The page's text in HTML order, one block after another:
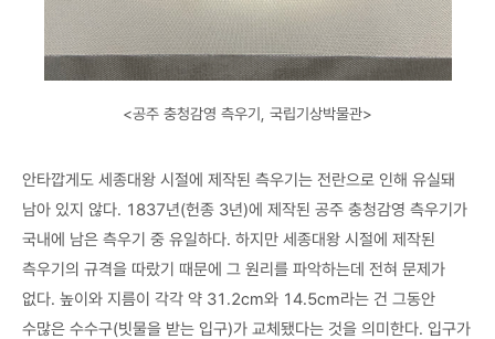
<공주 충청감영 측우기, 국립기상박물관>
안타깝게도 세종대왕 시절에 제작된 측우기는 전란으로 인해 유실돼
남아 있지 않다. 1837년(헌종 3년)에 제작된 공주 충청감영 측우기가
국내에 남은 측우기 중 유일하다. 하지만 세종대왕 시절에 제작된
측우기의 규격을 따랐기 때문에 그 원리를 파악하는데 전혀 문제가
없다. 높이와 지름이 각각 약 31.2cm와 14.5cm라는 건 그동안
수많은 수수구(빗물을 받는 입구)가 교체됐다는 것을 의미한다. 입구가